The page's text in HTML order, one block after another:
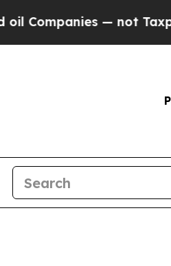
not Taxpayers — the